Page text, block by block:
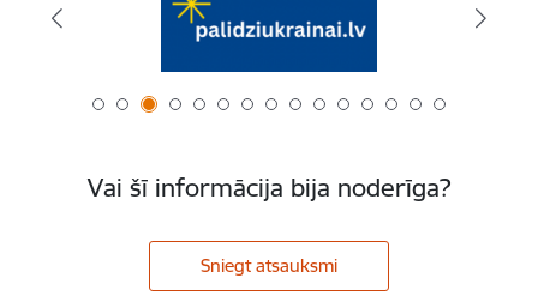
Vai šī informācija bija noderīga?
Sniegt atsauksmi